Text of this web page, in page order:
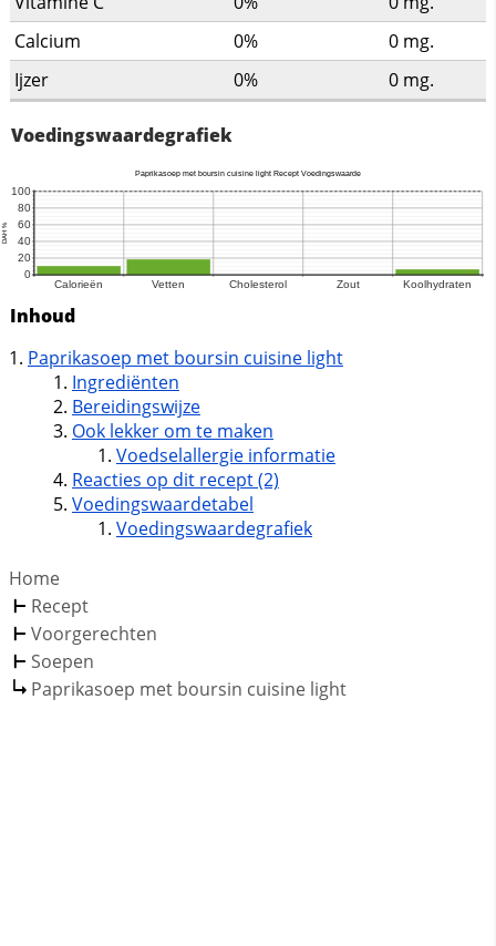
Calcium
0% 0 mg.
Ijzer
0% 0 mg.
Voedingswaardegrafiek
Inhoud
Paprikasoep met boursin cuisine light
Ingrediënten
Bereidingswijze
Ook lekker om te maken
Voedselallergie informatie
Reacties op dit recept (2)
Voedingswaardetabel
Voedingswaardegrafiek
Home
Recept
Voorgerechten
Soepen
Paprikasoep met boursin cuisine light